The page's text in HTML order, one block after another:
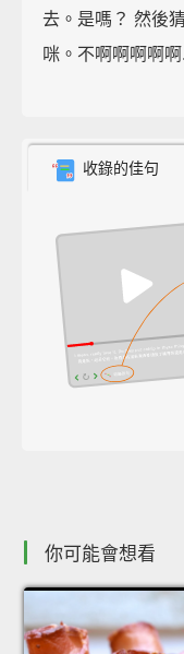
去。是嗎？ 然後
咪。不啊啊啊啊啊
收錄的佳句
你可能會想看